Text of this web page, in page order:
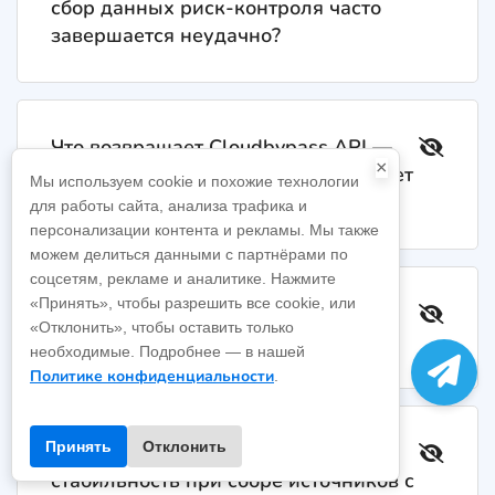
сбор данных риск-контроля часто
завершается неудачно?
Что возвращает Cloudbypass API —
HTML или JSON — и как это помогает
разбору?
Как избежать пропусков и дублей
при сборе данных риск-контроля?
Как обеспечить долгосрочную
стабильность при сборе источников с
×
Мы используем cookie и похожие технологии
для работы сайта, анализа трафика и
персонализации контента и рекламы. Мы также
можем делиться данными с партнёрами по
соцсетям, рекламе и аналитике. Нажмите
«Принять», чтобы разрешить все cookie, или
«Отклонить», чтобы оставить только
необходимые. Подробнее — в нашей
Политике конфиденциальности
Принять Отклонить